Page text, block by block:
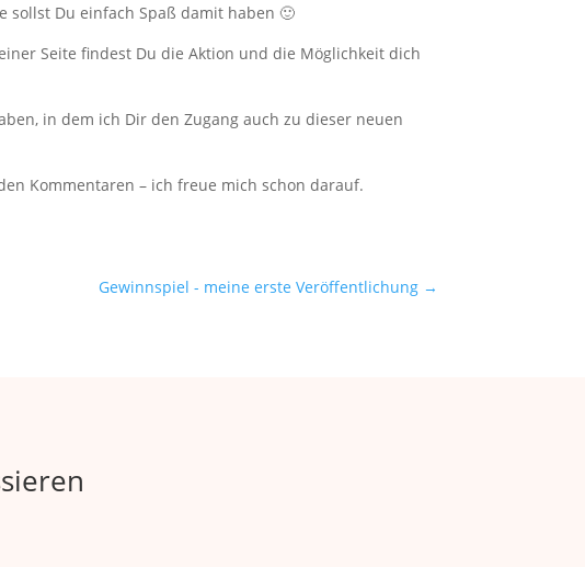
sollst Du einfach Spaß damit haben 🙂
Seite findest Du die Aktion und die Möglichkeit dich
in dem ich Dir den Zugang auch zu dieser neuen
Kommentaren – ich freue mich schon darauf.
Gewinnspiel - meine erste Veröffentlichung→